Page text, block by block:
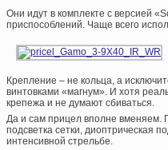
Они идут в комплекте с версией
приспособлений. Чаще всего
Крепление – не кольца, а
винтовками «магнум». И хотя
крепежа и не думают сбиваться.
Да и сам прицел вполне вменяем.
подсветка сетки, диоптрическая
интенсивной стрельбе.